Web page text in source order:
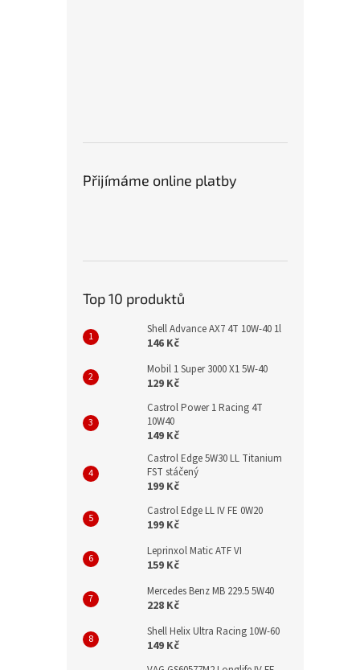
Přijímáme online platby
Top 10 produktů
Shell Advance AX7 4T 10W-40 1l
146 Kč
Mobil 1 Super 3000 X1 5W-40
129 Kč
Castrol Power 1 Racing 4T
10W40
149 Kč
Castrol Edge 5W30 LL Titanium
FST stáčený
199 Kč
Castrol Edge LL IV FE 0W20
199 Kč
Leprinxol Matic ATF VI
159 Kč
Mercedes Benz MB 229.5 5W40
228 Kč
Shell Helix Ultra Racing 10W-60
149 Kč